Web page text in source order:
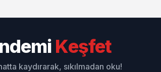
Keşfet
kaydırarak, sıkılmadan oku!